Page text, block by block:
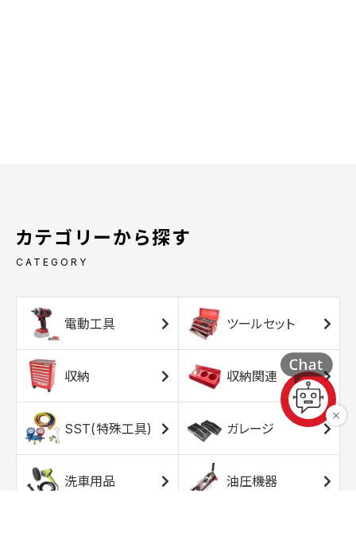
カテゴリーから探す
CATEGORY
電動工具 ツールセット
収納 収納関連
SST(特殊工具) ガレージ
洗車用品 油圧機器